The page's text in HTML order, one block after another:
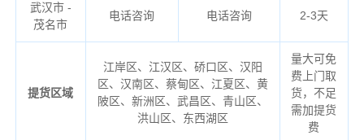
武汉市 -
茂名市
电话咨询 电话咨询 2-3天
提货区域
江岸区、江汉区、硚口区、汉阳
区、汉南区、蔡甸区、江夏区、黄
陂区、新洲区、武昌区、青山区、
洪山区、东西湖区
量大可免
费上门取
货，不足
需加提货
费